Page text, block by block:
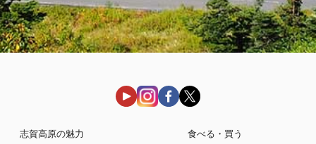
志賀高原の魅力 食べる・買う